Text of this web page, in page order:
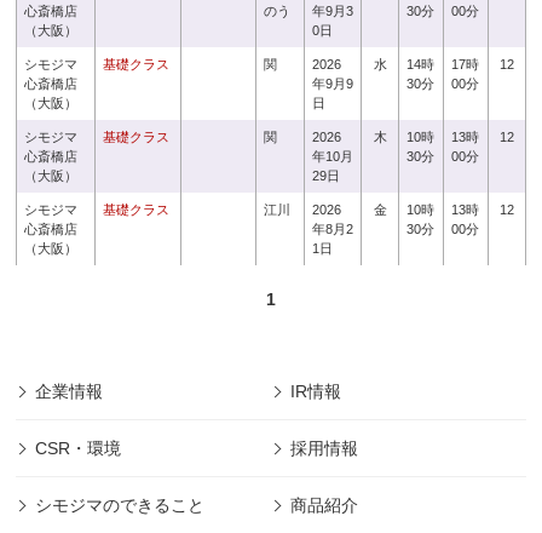
心斎橋店
（大阪）
のう
年9月3
0日
30分
00分
シモジマ
心斎橋店
（大阪）
基礎クラス 関
2026
年9月9
日
水
14時
30分
17時
00分
12
シモジマ
心斎橋店
（大阪）
基礎クラス 関
2026
年10月
29日
木
10時
30分
13時
00分
12
シモジマ
心斎橋店
（大阪）
基礎クラス 江川
2026
年8月2
1日
金
10時
30分
13時
00分
12
1
企業情報 IR情報
CSR・環境 採用情報
シモジマのできること 商品紹介